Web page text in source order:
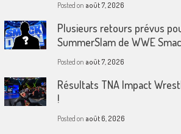
Posted on août 7, 2026
Plusieurs retours prévus
SummerSlam de WWE
Posted on août 7, 2026
Résultats TNA Impact
!
Posted on août 6, 2026